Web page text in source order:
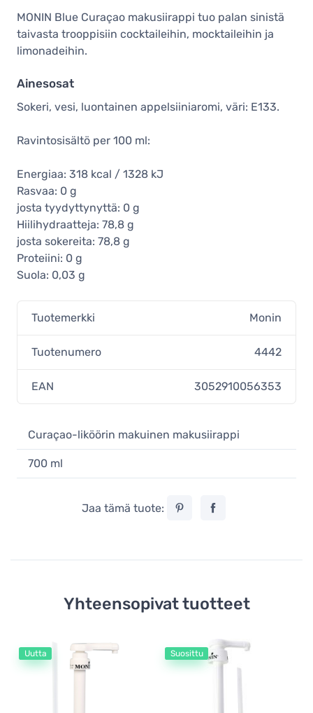
MONIN Blue Curaçao makusiirappi tuo palan sinistä
taivasta trooppisiin cocktaileihin, mocktaileihin ja
limonadeihin.
Ainesosat
Sokeri, vesi, luontainen appelsiiniaromi, väri: E133.
Ravintosisältö per 100 ml:
Energiaa: 318 kcal / 1328 kJ
Rasvaa: 0 g
josta tyydyttynyttä: 0 g
Hiilihydraatteja: 78,8 g
josta sokereita: 78,8 g
Proteiini: 0 g
Suola: 0,03 g
Tuotemerkki Monin
Tuotenumero 4442
EAN 3052910056353
Curaçao-liköörin makuinen makusiirappi
700 ml
Jaa tämä tuote:
Yhteensopivat tuotteet
Uutta Suosittu